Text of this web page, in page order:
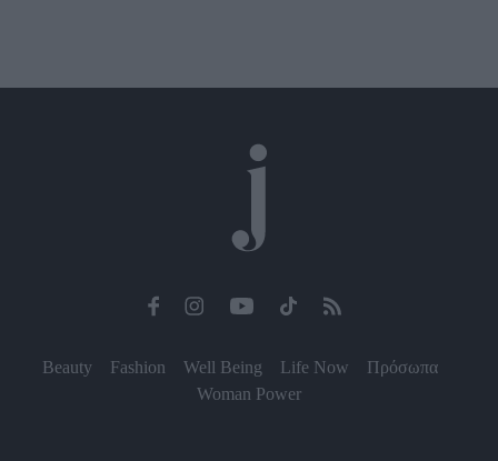
Beauty Fashion Well Being Life Now
Πρόσωπα
Woman Power